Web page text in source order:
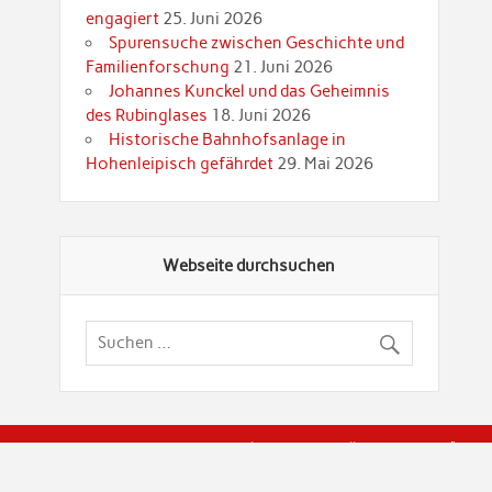
engagiert 25. Juni 2026
Spurensuche zwischen Geschichte und
Familienforschung 21. Juni 2026
Johannes Kunckel und das Geheimnis
des Rubinglases 18. Juni 2026
Historische Bahnhofsanlage in
Hohenleipisch gefährdet 29. Mai 2026
Webseite durchsuchen
© Brandenburgische Genealogische Gesellschaft (BGG)